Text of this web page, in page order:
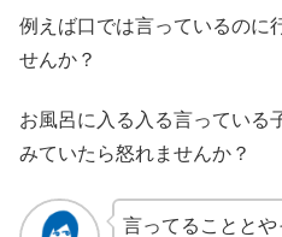
例えば口では言っているのに
せんか？
お風呂に入る入る言っている
みていたら怒れませんか？
言ってることと